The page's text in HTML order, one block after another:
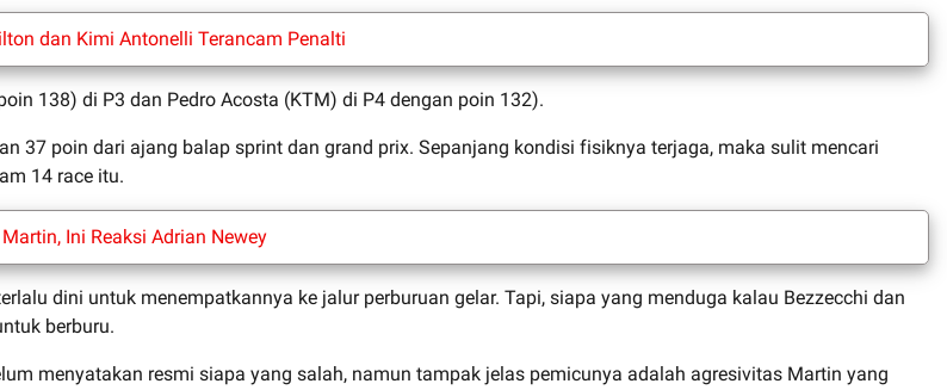
dan Kimi Antonelli Terancam Penalti
138) di P3 dan Pedro Acosta (KTM) di P4 dengan poin 132).
37 poin dari ajang balap sprint dan grand prix. Sepanjang kondisi fisiknya terjaga, maka sulit mencari
14 race itu.
Ini Reaksi Adrian Newey
dini untuk menempatkannya ke jalur perburuan gelar. Tapi, siapa yang menduga kalau Bezzecchi dan
berburu.
menyatakan resmi siapa yang salah, namun tampak jelas pemicunya adalah agresivitas Martin yang